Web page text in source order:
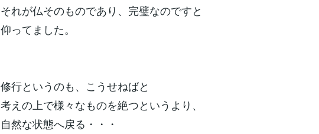
それが仏そのものであり、完璧なのですと
仰ってました。
修行というのも、こうせねばと
考えの上で様々なものを絶つというより、
自然な状態へ戻る・・・